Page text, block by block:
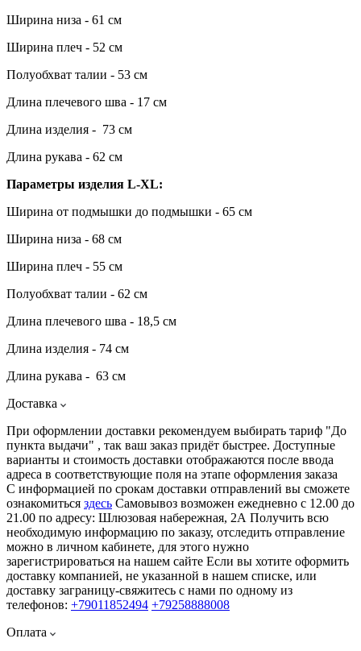
Ширина низа - 61 см
Ширина плеч - 52 см
Полуобхват талии - 53 см
Длина плечевого шва - 17 см
Длина изделия - 73 см
Длина рукава - 62 см
Параметры изделия L-XL:
Ширина от подмышки до подмышки - 65 см
Ширина низа - 68 см
Ширина плеч - 55 см
Полуобхват талии - 62 см
Длина плечевого шва - 18,5 см
Длина изделия - 74 см
Длина рукава - 63 см
Доставка
При оформлении доставки рекомендуем выбирать тариф "До
пункта выдачи" , так ваш заказ придёт быстрее. Доступные
варианты и стоимость доставки отображаются после ввода
адреса в соответствующие поля на этапе оформления заказа
С информацией по срокам доставки отправлений вы сможете
ознакомиться здесь Самовывоз возможен ежедневно с 12.00 до
21.00 по адресу: Шлюзовая набережная, 2А Получить всю
необходимую информацию по заказу, отследить отправление
можно в личном кабинете, для этого нужно
зарегистрироваться на нашем сайте Если вы хотите оформить
доставку компанией, не указанной в нашем списке, или
доставку заграницу-свяжитесь с нами по одному из
телефонов: +79011852494 +79258888008
Оплата